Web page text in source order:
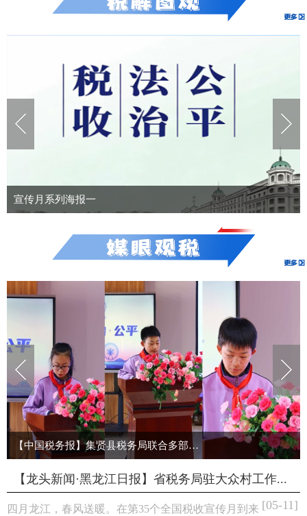
宣传月系列海报一
【中国税务报】集贤县税务局联合多部门开展青少...
【龙头新闻·黑龙江日报】省税务局驻大众村工作...
[05-11]
四月龙江，春风送暖。在第35个全国税收宣传月到来